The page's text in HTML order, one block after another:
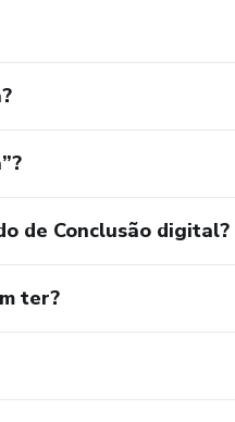
de Conclusão digital?
ter?